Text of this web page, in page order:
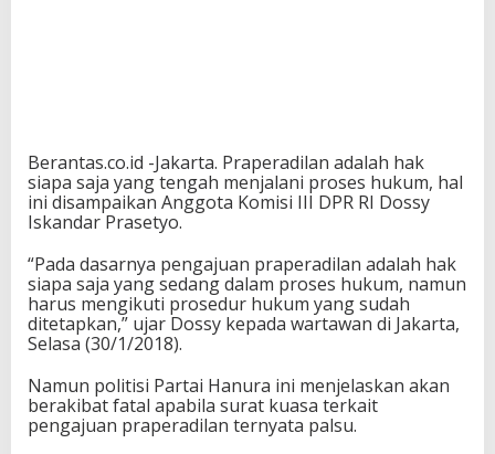
Berantas.co.id -Jakarta. Praperadilan adalah hak
siapa saja yang tengah menjalani proses hukum, hal
ini disampaikan Anggota Komisi III DPR RI Dossy
Iskandar Prasetyo.
“Pada dasarnya pengajuan praperadilan adalah hak
siapa saja yang sedang dalam proses hukum, namun
harus mengikuti prosedur hukum yang sudah
ditetapkan,” ujar Dossy kepada wartawan di Jakarta,
Selasa (30/1/2018).
Namun politisi Partai Hanura ini menjelaskan akan
berakibat fatal apabila surat kuasa terkait
pengajuan praperadilan ternyata palsu.